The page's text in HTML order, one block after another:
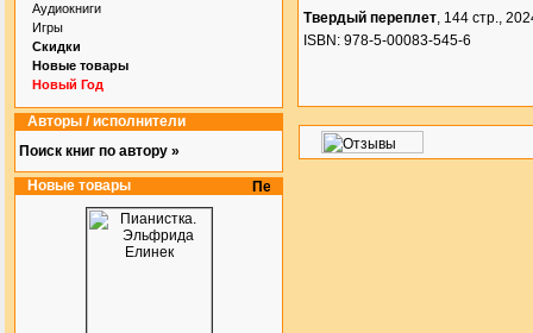
Аудиокниги
Игры
Скидки
Новые товары
Новый Год
Авторы / исполнители
Поиск книг по автору »
Новые товары
Твердый переплет, 144 стр.,
ISBN: 978-5-00083-545-6